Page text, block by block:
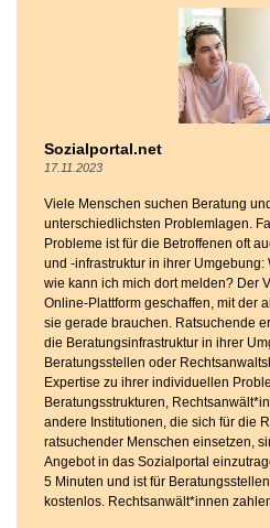
Sozialportal.net
17.11.2023
Viele Menschen suchen Beratung
unterschiedlichsten Problemlagen.
Probleme ist für die Betroffenen oft
und -infrastruktur in ihrer Umgebung:
wie kann ich mich dort melden? Der
Online-Plattform geschaffen, mit der
sie gerade brauchen. Ratsuchende
die Beratungsinfrastruktur in ihrer
Beratungsstellen oder
Expertise zu ihrer individuellen
Beratungsstrukturen,
andere Institutionen, die sich für die
ratsuchender Menschen einsetzen,
Angebot in das Sozialportal
5 Minuten und ist für
kostenlos. Rechtsanwält*innen